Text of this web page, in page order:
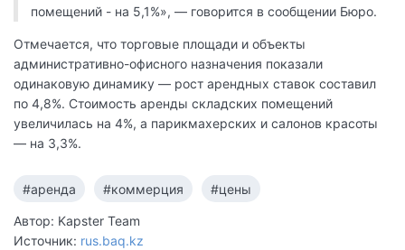
помещений - на 5,1%», — говорится в сообщении Бюро.
Отмечается, что торговые площади и объекты
административно-офисного назначения показали
одинаковую динамику — рост арендных ставок составил
по 4,8%. Стоимость аренды складских помещений
увеличилась на 4%, а парикмахерских и салонов красоты
— на 3,3%.
#аренда #коммерция #цены
Автор: Kapster Team
Источник: rus.baq.kz